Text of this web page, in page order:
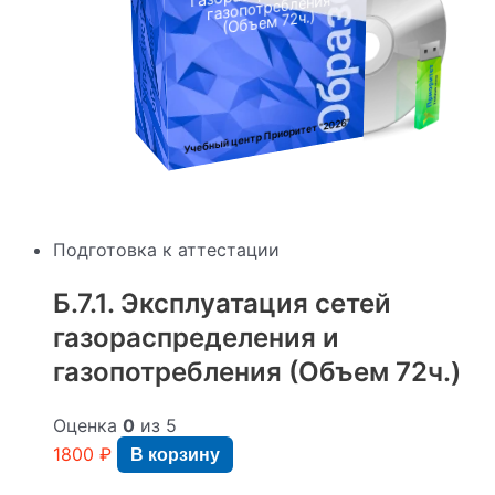
в 5
лет.
Категории
слушателей:
Специалисты.
Требования
к
профессиональное.
документ :
Справка
о
прохождении
подготовки
После
экзамена
газопотребления
(Объем 72ч.)
Учебный центр Приоритет"2026"
:
Подготовка к аттестации
Б.7.1. Эксплуатация сетей
газораспределения и
газопотребления (Объем 72ч.)
Оценка 0 из 5
1800 ₽ В корзину